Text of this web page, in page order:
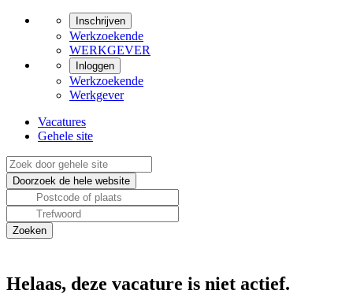
Inschrijven
Werkzoekende
WERKGEVER
Inloggen
Werkzoekende
Werkgever
Vacatures
Gehele site
Helaas, deze vacature is niet actief.